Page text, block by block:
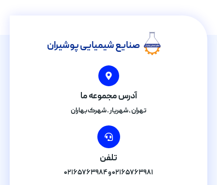
صنایع شیمیایی پوشیران
آدرس مجموعه ما
تهران , شهریار . شهرک بهاران
تلفن
۰۲۱۶۵۷۶۳۹۸۱ و ۰۲۱۶۵۷۶۳۹۸۴